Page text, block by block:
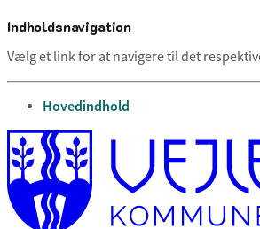
Indholdsnavigation
Vælg et link for at navigere til det
gå til
Hovedindhold